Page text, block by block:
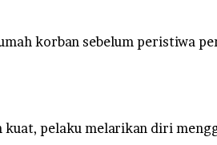
korban sebelum peristiwa
pelaku melarikan diri